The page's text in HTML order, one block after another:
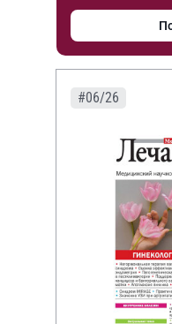
#06/26